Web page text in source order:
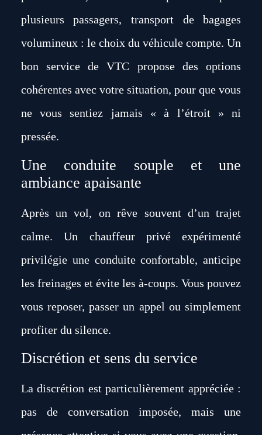
plusieurs passagers, transport de bagages
volumineux : le choix du véhicule compte. Un
bon service de VTC propose des options
cohérentes avec votre situation, pour que vous
ne vous sentiez jamais « à l’étroit » ni
pressée.
Une conduite souple et une
ambiance apaisante
Après un vol, on rêve souvent d’un trajet
calme. Un chauffeur privé expérimenté
privilégie une conduite confortable, anticipe
les freinages et évite les à-coups. Vous pouvez
vous reposer, passer un appel ou simplement
profiter du silence.
Discrétion et sens du service
La discrétion est particulièrement appréciée :
pas de conversation imposée, mais une